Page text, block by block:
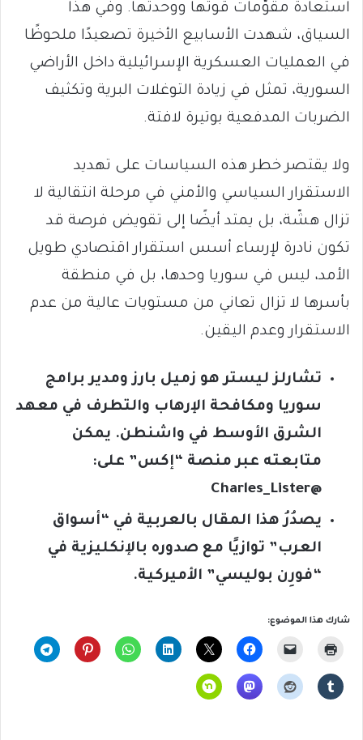
استعادة مقوّمات قوتها ووحدتها. وفي هذا
السياق، شهدت الأسابيع الأخيرة تصعيدًا ملحوظًا
في العمليات العسكرية الإسرائيلية داخل الأراضي
السورية، تمثل في زيادة التوغلات البرية وتكثيف
الضربات المدفعية بوتيرة لافتة.
ولا يقتصر خطر هذه السياسات على تهديد
الاستقرار السياسي والأمني في مرحلة انتقالية لا
تزال هشّة، بل يمتد أيضًا إلى تقويض فرصة قد
تكون نادرة لإرساء أسس استقرار اقتصادي طويل
الأمد، ليس في سوريا وحدها، بل في منطقة
بأسرها لا تزال تعاني من مستويات عالية من عدم
الاستقرار وعدم اليقين.
تشارلز ليستر هو زميل بارز ومدير برامج
سوريا ومكافحة الإرهاب والتطرف في معهد
الشرق الأوسط في واشنطن. يمكن
متابعته عبر منصة “إكس” على:
@Charles_Lister
يصدُرُ هذا المقال بالعربية في “أسواق
العرب” توازيًا مع صدوره بالإنكليزية في
“فورِن بوليسي” الأميركية.
شارك هذا الموضوع: